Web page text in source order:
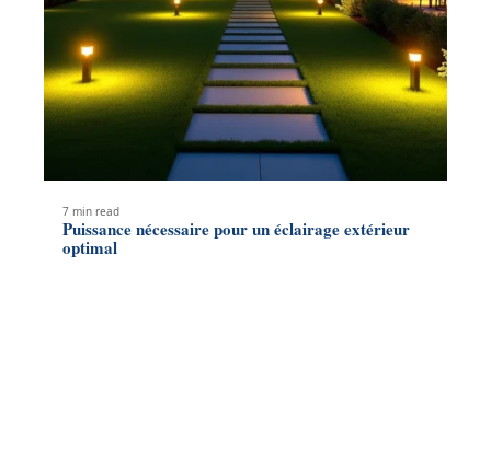
7 min read
Puissance nécessaire pour un éclairage extérieur
optimal